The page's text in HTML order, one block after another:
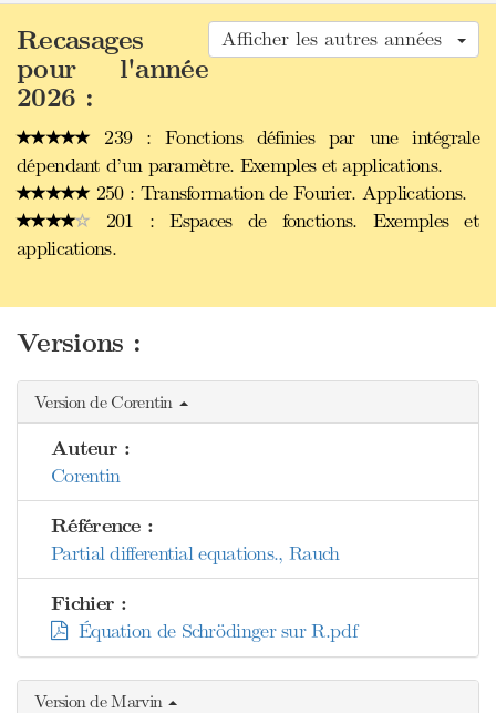
Afficher les autres années
Recasages
pour l'année
2026 :
239 : Fonctions définies par une intégrale
dépendant d’un paramètre. Exemples et applications.
250 : Transformation de Fourier. Applications.
201 : Espaces de fonctions. Exemples et
applications.
Versions :
Version de Corentin
Auteur :
Corentin
Référence :
Partial differential equations., Rauch
Fichier :
Équation de Schrödinger sur R.pdf
Version de Marvin